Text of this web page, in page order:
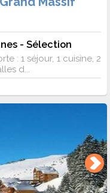
- Sélection
: 1 séjour, 1 cuisine, 2
d...